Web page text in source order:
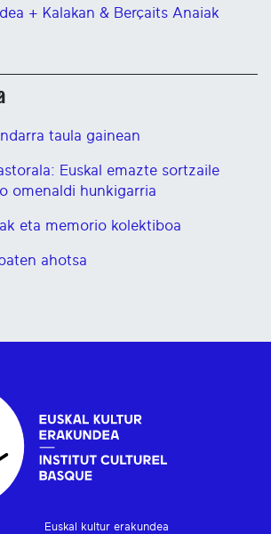
+ Kalakan & Berçaits Anaiak
taula gainean
Euskal emazte sortzaile
omenaldi hunkigarria
eta memorio kolektiboa
ahotsa
Euskal kultur erakundea